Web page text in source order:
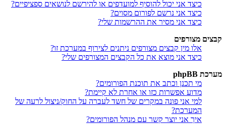
כיצד אני יכול להוסיף למועדפים או להירשם לנושאים ספציפיים?
כיצד אני נרשם לפורום מסוים?
כיצד אני מסיר את ההרשמות שלי?
קבצים מצורפים
אלו מין קבצים מצורפים ניתנים לצירוף במערכת זו?
כיצד אני מוצא את כל הקבצים המצורפים שלי?
מערכת phpBB
מי תכנן וכתב את תוכנת הפורומים?
מדוע אפשרות כזו או אחרת לא קיימת?
למי אני פונה במקרים של חשד לעברה על החוק/ניצול לרעה של
המערכת?
איך אני יוצר קשר עם מנהל הפורומים?